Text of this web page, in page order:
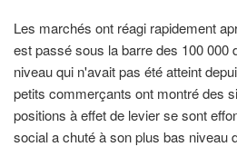
Les marchés ont réagi rapidement
est passé sous la barre des 100 000
niveau qui n'avait pas été atteint
petits commerçants ont montré des
positions à effet de levier se sont
social a chuté à son plus bas niveau